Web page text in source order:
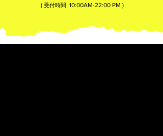
( 受付時間 10:00AM-22:00​ PM )